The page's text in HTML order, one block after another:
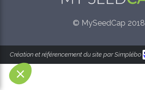
© MySeedCap 2018
Création et référencement du site par Simplébo